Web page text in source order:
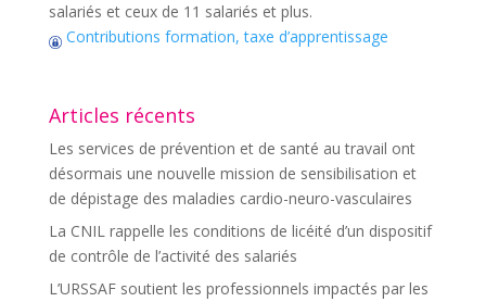
salariés et ceux de 11 salariés et plus.
Contributions formation, taxe d’apprentissage
Articles récents
Les services de prévention et de santé au travail ont
désormais une nouvelle mission de sensibilisation et
de dépistage des maladies cardio-neuro-vasculaires
La CNIL rappelle les conditions de licéité d’un dispositif
de contrôle de l’activité des salariés
L’URSSAF soutient les professionnels impactés par les